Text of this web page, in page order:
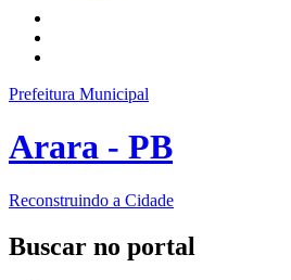
Prefeitura Municipal
Arara - PB
Reconstruindo a Cidade
Buscar no portal